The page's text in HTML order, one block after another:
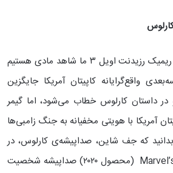
در لیست بهترین مادهای ریمیک رزیدنت اویل ۳ ما شاهد مادی هستیم
واقع‌گرایانه کاپیتان آمریکا جایگزین
داستان کارلوس خطاب می‌شود، اما گیمر
آمریکا با هویتی مخفیانه به جنگ زامبی‌ها
که جف شاین، صداپیشه‌ی کارلوس، در
واقع در بازیMarvel’s Avengers (محصول ۲۰۲۰) صداپیشه شخصیت